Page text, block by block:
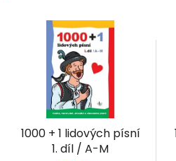
1000 + 1 lidových písní
1. díl / A-M